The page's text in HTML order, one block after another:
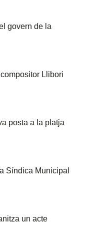
govern de la
Llibori
posta a la platja
Síndica Municipal
un acte